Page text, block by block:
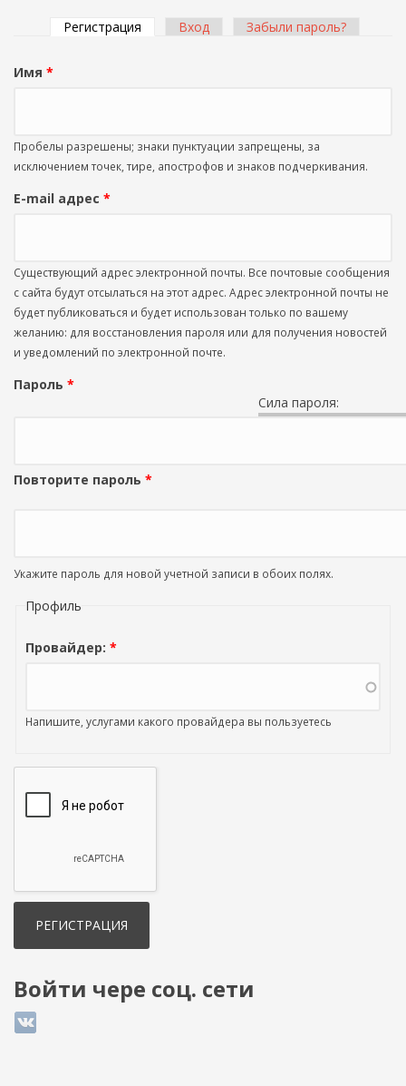
Регистрация (активная вкладка)
Вход Забыли пароль?
Имя *
Пробелы разрешены; знаки пунктуации запрещены, за
исключением точек, тире, апострофов и знаков подчеркивания.
E-mail адрес *
Существующий адрес электронной почты. Все почтовые сообщения
с сайта будут отсылаться на этот адрес. Адрес электронной почты не
будет публиковаться и будет использован только по вашему
желанию: для восстановления пароля или для получения новостей
и уведомлений по электронной почте.
Сила пароля:
Пароль *
Повторите пароль *
Укажите пароль для новой учетной записи в обоих полях.
Профиль
Провайдер: *
Напишите, услугами какого провайдера вы пользуетесь
Войти чере соц. сети
Login with ВКонтакте